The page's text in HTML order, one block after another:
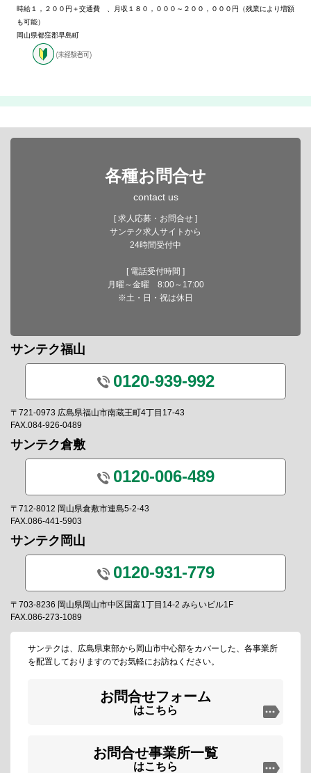
時給１，２００円＋交通費 、月収１８０，０００～２００，０００円（残業により増額
も可能）
岡山県都窪郡早島町
各種お問合せ
contact us
[ 求人応募・お問合せ ]
サンテク求人サイトから
24時間受付中
[ 電話受付時間 ]
月曜～金曜 8:00～17:00
※土・日・祝は休日
サンテク福山
0120-939-992
〒721-0973 広島県福山市南蔵王町4丁目17-43
FAX.084-926-0489
サンテク倉敷
0120-006-489
〒712-8012 岡山県倉敷市連島5-2-43
FAX.086-441-5903
サンテク岡山
0120-931-779
〒703-8236 岡山県岡山市中区国富1丁目14-2 みらいビル1F
FAX.086-273-1089
サンテクは、広島県東部から岡山市中心部をカバーした、各事業所
を配置しておりますのでお気軽にお訪ねください。
お問合せフォーム
はこちら
お問合せ事業所一覧
はこちら